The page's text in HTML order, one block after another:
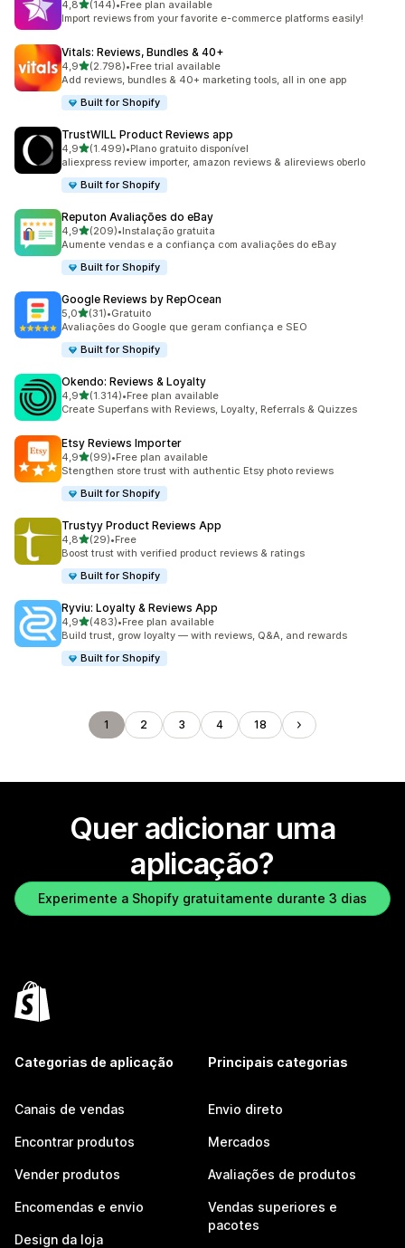
4,8de 5 estrelas
(144)
144 total de avaliações
•Free plan available
Import reviews from your favorite e-commerce platforms easily!
Vitals: Reviews, Bundles & 40+
4,9de 5 estrelas
(2.798)
2798 total de avaliações
•Free trial available
Add reviews, bundles & 40+ marketing tools, all in one app
Built for Shopify
TrustWILL Product Reviews app
4,9de 5 estrelas
(1.499)
1499 total de avaliações
•Plano gratuito disponível
aliexpress review importer, amazon reviews & alireviews oberlo
Built for Shopify
Reputon Avaliações do eBay
4,9de 5 estrelas
(209)
209 total de avaliações
•Instalação gratuita
Aumente vendas e a confiança com avaliações do eBay
Built for Shopify
Google Reviews by RepOcean
5,0de 5 estrelas
(31)
31 total de avaliações
•Gratuito
Avaliações do Google que geram confiança e SEO
Built for Shopify
Okendo: Reviews & Loyalty
4,9de 5 estrelas
(1.314)
1314 total de avaliações
•Free plan available
Create Superfans with Reviews, Loyalty, Referrals & Quizzes
Etsy Reviews Importer
4,9de 5 estrelas
(99)
99 total de avaliações
•Free plan available
Stengthen store trust with authentic Etsy photo reviews
Built for Shopify
Trustyy Product Reviews App
4,8de 5 estrelas
(29)
29 total de avaliações
•Free
Boost trust with verified product reviews & ratings
Built for Shopify
Ryviu: Loyalty & Reviews App
4,9de 5 estrelas
(483)
483 total de avaliações
•Free plan available
Build trust, grow loyalty — with reviews, Q&A, and rewards
Built for Shopify
1 2 3 4 18
Quer adicionar uma
aplicação?
Experimente a Shopify gratuitamente durante 3 dias
Categorias de aplicação
Canais de vendas
Encontrar produtos
Vender produtos
Encomendas e envio
Design da loja
Principais categorias
Envio direto
Mercados
Avaliações de produtos
Vendas superiores e
pacotes